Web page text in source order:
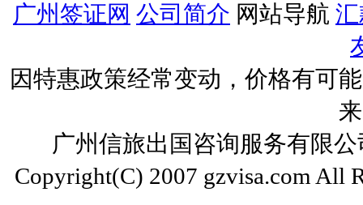
广州签证网 公司简介 网站导航
因特惠政策经常变动，价格有可
广州信旅出国咨询服务有限
Copyright(C) 2007 gzvisa.com All